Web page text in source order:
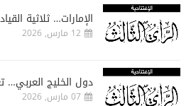
الإمارات… ثلاثية
12 مارس, 2026
دول الخليج
07 مارس, 2026